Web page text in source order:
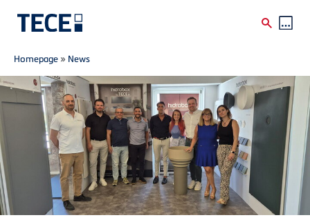
Skip to main content
Breadcrumb
Homepage » News